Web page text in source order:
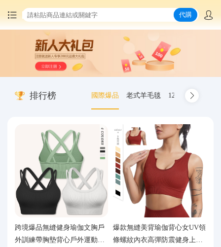
中國商品代購
集運服務
最新公告
物流資訊
代購問答
代購
排行榜 國際爆品 老式羊毛毯 12.00-20 truck
跨境爆品無縫健身瑜伽文胸戶
外訓練帶胸墊背心戶外運動瑜
爆款無縫美背瑜伽背心女UV領
條螺紋內衣高彈防震健身上裝